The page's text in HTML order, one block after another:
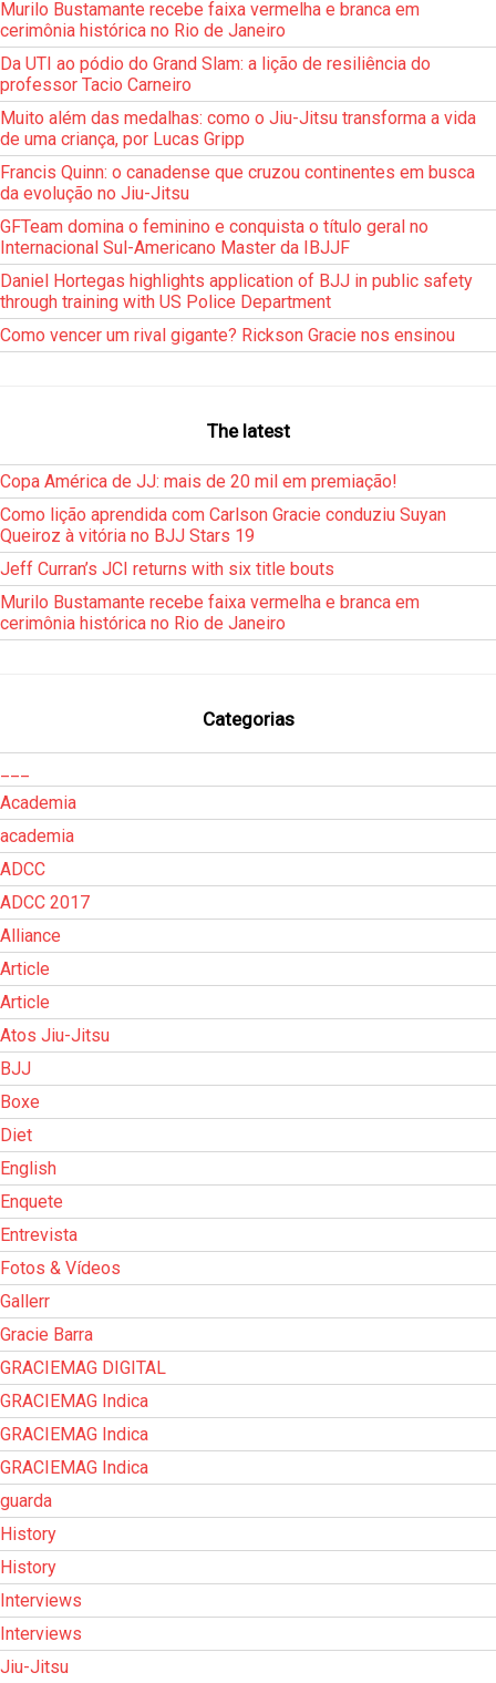
Murilo Bustamante recebe faixa vermelha e branca em
cerimônia histórica no Rio de Janeiro
Da UTI ao pódio do Grand Slam: a lição de resiliência do
professor Tacio Carneiro
Muito além das medalhas: como o Jiu-Jitsu transforma a vida
de uma criança, por Lucas Gripp
Francis Quinn: o canadense que cruzou continentes em busca
da evolução no Jiu-Jitsu
GFTeam domina o feminino e conquista o título geral no
Internacional Sul-Americano Master da IBJJF
Daniel Hortegas highlights application of BJJ in public safety
through training with US Police Department
Como vencer um rival gigante? Rickson Gracie nos ensinou
The latest
Copa América de JJ: mais de 20 mil em premiação!
Como lição aprendida com Carlson Gracie conduziu Suyan
Queiroz à vitória no BJJ Stars 19
Jeff Curran’s JCI returns with six title bouts
Murilo Bustamante recebe faixa vermelha e branca em
cerimônia histórica no Rio de Janeiro
Categorias
Academia
academia
ADCC
ADCC 2017
Alliance
Article
Article
Atos Jiu-Jitsu
BJJ
Boxe
Diet
English
Enquete
Entrevista
Fotos & Vídeos
Gallerr
Gracie Barra
GRACIEMAG DIGITAL
GRACIEMAG Indica
GRACIEMAG Indica
GRACIEMAG Indica
guarda
History
History
Interviews
Interviews
Jiu-Jitsu